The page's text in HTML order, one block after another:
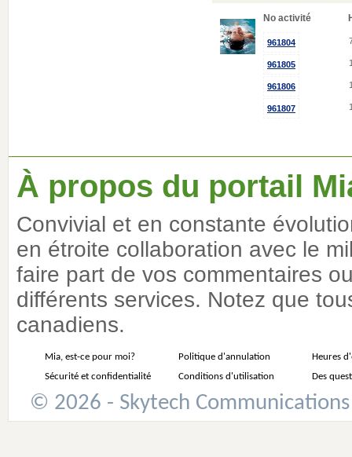
No activité
961804
961805
961806
961807
À propos du portail
Convivial et en constante
en étroite collaboration avec le
faire part de vos commentaires
différents services. Notez que
canadiens.
Mia, est-ce pour moi? Politique d'annulation
Heures
Sécurité et confidentialité
Conditions d'utilisation Des
© 2026 - Skytech Communications